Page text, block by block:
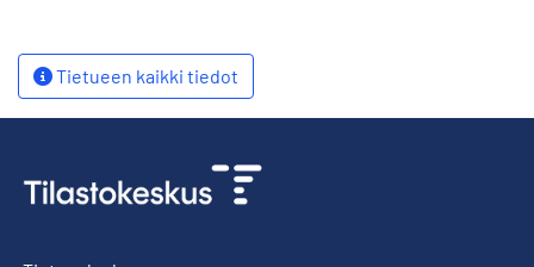
Tietueen kaikki tiedot